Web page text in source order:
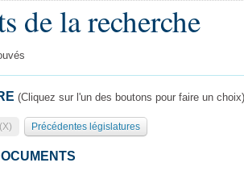
de l'Assemblée
de la recherche
(Cliquez sur l'un des boutons pour faire un choix)
Précédentes législatures